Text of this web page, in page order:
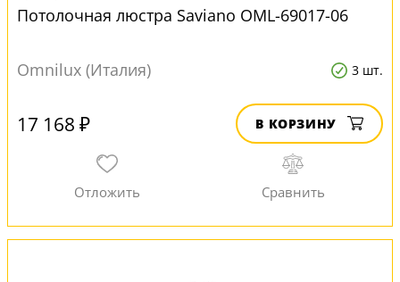
Потолочная люстра Saviano OML-69017-06
Omnilux (Италия) 3 шт.
17 168 ₽ В КОРЗИНУ